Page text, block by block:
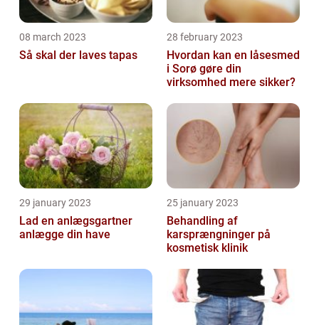
08 march 2023
Så skal der laves tapas
28 february 2023
Hvordan kan en låsesmed
i Sorø gøre din
virksomhed mere sikker?
29 january 2023
Lad en anlægsgartner
anlægge din have
25 january 2023
Behandling af
karsprængninger på
kosmetisk klinik